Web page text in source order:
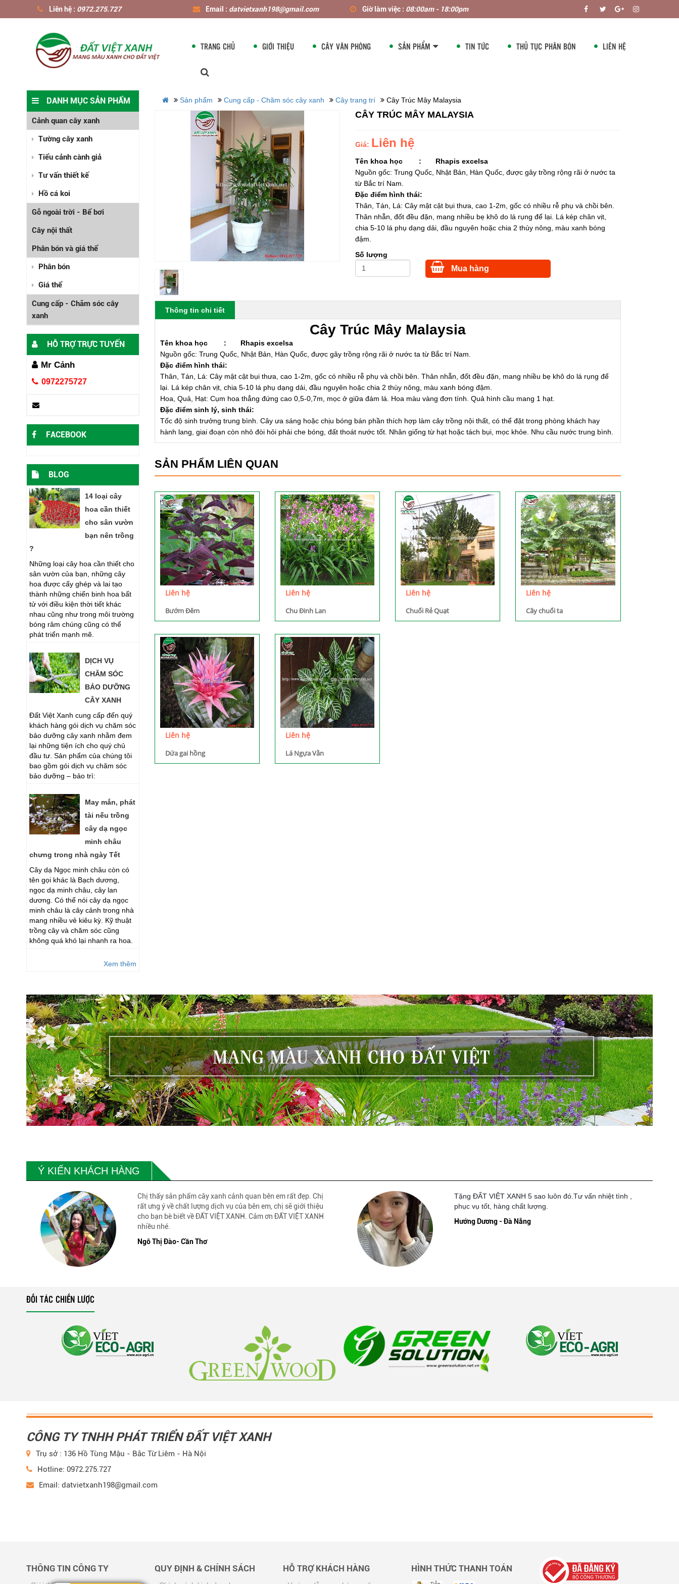
Liên hệ : 0972.275.727 Email : datvietxanh198@gmail.com Giờ làm việc : 08:00am - 18:00pm
TRANG CHỦ GIỚI THIỆU CÂY VĂN PHÒNG SẢN PHẨM TIN TỨC THỦ TỤC PHÂN BÓN LIÊN HỆ
DANH MỤC SẢN PHẨM
Cảnh quan cây xanh
Tường cây xanh
Tiểu cảnh cành giả
Tư vấn thiết kế
Hồ cá koi
Gỗ ngoài trời - Bể bơi
Cây nội thất
Phân bón và giá thể
Phân bón
Giá thể
Cung cấp - Chăm sóc cây
xanh
HỖ TRỢ TRỰC TUYẾN
Mr Cảnh
0972275727
FACEBOOK
BLOG
14 loại cây
hoa cần thiết
cho sân vườn
bạn nên trồng
?
Những loại cây hoa cần thiết cho
sân vườn của bạn, những cây
hoa được cấy ghép và lai tạo
thành những chiến binh hoa bất
tử với điều kiện thời tiết khác
nhau cũng như trong môi trường
bóng râm chúng cũng có thể
phát triển mạnh mẽ.
DỊCH VỤ
CHĂM SÓC
BẢO DƯỠNG
CÂY XANH
Đất Việt Xanh cung cấp đến quý
khách hàng gói dịch vụ chăm sóc
bảo dưỡng cây xanh nhằm đem
lại những tiện ích cho quý chủ
đầu tư. Sản phẩm của chúng tôi
bao gồm gói dịch vụ chăm sóc
bảo dưỡng – bảo trì:
May mắn, phát
tài nếu trồng
cây dạ ngọc
minh châu
chưng trong nhà ngày Tết
Cây dạ Ngọc minh châu còn có
tên gọi khác là Bạch dương,
ngọc dạ minh châu, cây lan
dương. Có thể nói cây dạ ngọc
minh châu là cây cảnh trong nhà
mang nhiều vẻ kiêu kỳ. Kỹ thuật
trồng cây và chăm sóc cũng
không quá khó lại nhanh ra hoa.
Xem thêm
Sản phẩm Cung cấp - Chăm sóc cây xanh Cây trang trí Cây Trúc Mây Malaysia
CÂY TRÚC MÂY MALAYSIA
Giá: Liên hệ
Tên khoa học : Rhapis excelsa
Nguồn gốc: Trung Quốc, Nhật Bản, Hàn Quốc, được gây trồng rộng rãi ở nước ta
từ Bắc trí Nam.
Đặc điểm hình thái:
Thân, Tán, Lá: Cây mật cật bụi thưa, cao 1-2m, gốc có nhiều rễ phụ và chồi bên.
Thân nhẵn, đốt đều đặn, mang nhiều bẹ khô do lá rụng để lại. Lá kép chân vịt,
chia 5-10 lá phụ dạng dải, đầu nguyên hoặc chia 2 thùy nông, màu xanh bóng
đậm.
Số lượng
Mua hàng
Thông tin chi tiết
Cây Trúc Mây Malaysia
Tên khoa học : Rhapis excelsa
Nguồn gốc: Trung Quốc, Nhật Bản, Hàn Quốc, được gây trồng rộng rãi ở nước ta từ Bắc trí Nam.
Đặc điểm hình thái:
Thân, Tán, Lá: Cây mật cật bụi thưa, cao 1-2m, gốc có nhiều rễ phụ và chồi bên. Thân nhẵn, đốt đều đặn, mang nhiều bẹ khô do lá rụng để
lại. Lá kép chân vịt, chia 5-10 lá phụ dạng dải, đầu nguyên hoặc chia 2 thùy nông, màu xanh bóng đậm.
Hoa, Quả, Hạt: Cụm hoa thẳng đứng cao 0,5-0,7m, mọc ở giữa đám lá. Hoa màu vàng đơn tính. Quả hình cầu mang 1 hạt.
Đặc điểm sinh lý, sinh thái:
Tốc độ sinh trưởng trung bình. Cây ưa sáng hoặc chịu bóng bán phần thích hợp làm cây trồng nội thất, có thể đặt trong phòng khách hay
hành lang, giai đoạn còn nhỏ đòi hỏi phải che bóng, đất thoát nước tốt. Nhân giống từ hạt hoặc tách bụi, mọc khỏe. Nhu cầu nước trung bình.
SẢN PHẨM LIÊN QUAN
Liên hệ
Bướm Đêm
Liên hệ
Chu Đinh Lan
Liên hệ
Chuối Rẻ Quạt
Liên hệ
Cây chuối ta
Liên hệ
Dứa gai hồng
Liên hệ
Lá Ngựa Vằn
Ý KIẾN KHÁCH HÀNG
Chị thấy sản phẩm cây xanh cảnh quan bên em rất đẹp. Chị
rất ưng ý về chất lượng dịch vụ của bên em, chị sẽ giới thiệu
cho bạn bè biết về ĐẤT VIỆT XANH. Cảm ơn ĐẤT VIỆT XANH
nhiều nhé.
Ngô Thị Đào- Cần Thơ
Tặng ĐẤT VIỆT XANH 5 sao luôn đó.Tư vấn nhiệt tình ,
phục vụ tốt, hàng chất lượng.
Hướng Dương - Đà Nẵng
ĐỐI TÁC CHIẾN LƯỢC
CÔNG TY TNHH PHÁT TRIỂN ĐẤT VIỆT XANH
Trụ sở : 136 Hồ Tùng Mậu - Bắc Từ Liêm - Hà Nội
Hotline: 0972.275.727
Email: datvietxanh198@gmail.com
THÔNG TIN CÔNG TY QUY ĐỊNH & CHÍNH SÁCH HỖ TRỢ KHÁCH HÀNG HÌNH THỨC THANH TOÁN